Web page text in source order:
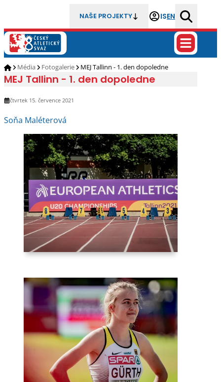
NAŠE PROJEKTY ISEN
Média Fotogalerie MEJ Tallinn - 1. den dopoledne
MEJ Tallinn - 1. den dopoledne
čtvrtek 15. července 2021
Soňa Maléterová